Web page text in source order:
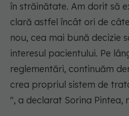
în străinătate. Am dorit să
clară astfel încât ori de
nou, cea mai bună decizie
interesul pacientului. Pe
reglementări, continuăm
crea propriul sistem de
", a declarat Sorina Pintea,